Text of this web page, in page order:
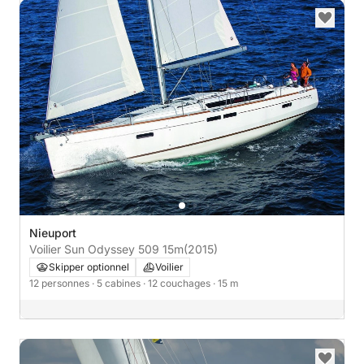
Nieuport
Voilier Sun Odyssey 509 15m(2015)
Skipper optionnel
Voilier
12 personnes · 5 cabines · 12 couchages · 15 m